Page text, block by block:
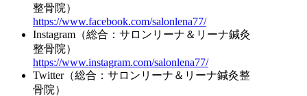
整骨院）
https://www.facebook.com/salonlena77/
Instagram（総合：サロンリーナ＆リーナ鍼灸
整骨院）
https://www.instagram.com/salonlena77/
Twitter（総合：サロンリーナ＆リーナ鍼灸整
骨院）